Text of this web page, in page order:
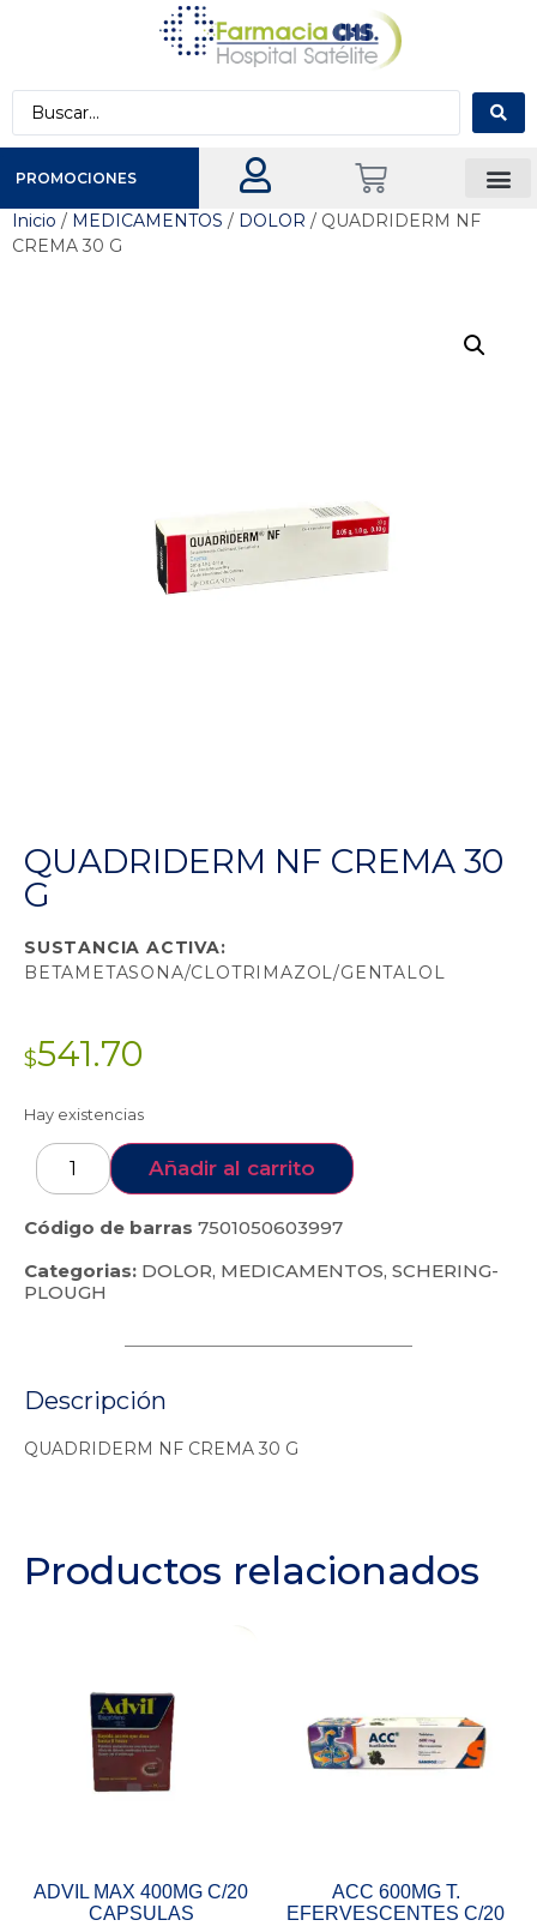
PROMOCIONES
Inicio / MEDICAMENTOS / DOLOR / QUADRIDERM NF
CREMA 30 G
QUADRIDERM NF CREMA 30
G
SUSTANCIA ACTIVA:
BETAMETASONA/CLOTRIMAZOL/GENTALOL
$541.70
Hay existencias
Añadir al carrito
Código de barras 7501050603997
Categorias: DOLOR, MEDICAMENTOS, SCHERING-
PLOUGH
Descripción
QUADRIDERM NF CREMA 30 G
Productos relacionados
ADVIL MAX 400MG C/20
CAPSULAS
ACC 600MG T.
EFERVESCENTES C/20